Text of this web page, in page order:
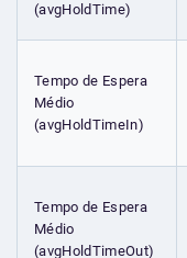
(avgHoldTime)
Tempo de Espera
Médio
(avgHoldTimeIn)
Tempo de Espera
Médio
(avgHoldTimeOut)